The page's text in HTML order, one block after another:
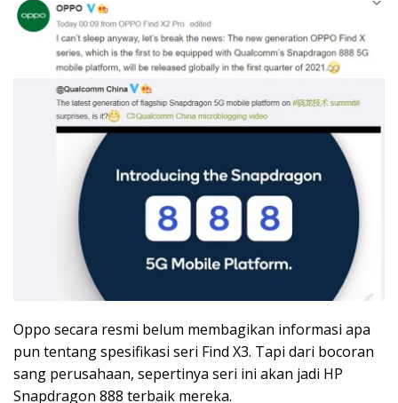
Oppo secara resmi belum membagikan informasi apa
pun tentang spesifikasi seri Find X3. Tapi dari bocoran
sang perusahaan, sepertinya seri ini akan jadi HP
Snapdragon 888 terbaik mereka.